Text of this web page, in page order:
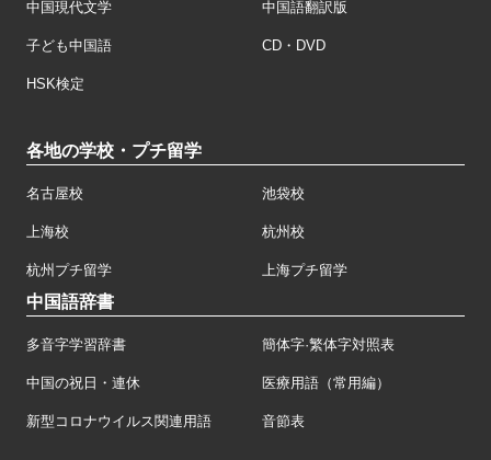
中国現代文学 中国語翻訳版
子ども中国語 CD・DVD
HSK検定
各地の学校・プチ留学
名古屋校 池袋校
上海校 杭州校
杭州プチ留学 上海プチ留学
中国語辞書
多音字学習辞書 簡体字·繁体字対照表
中国の祝日・連休 医療用語（常用編）
新型コロナウイルス関連用語 音節表